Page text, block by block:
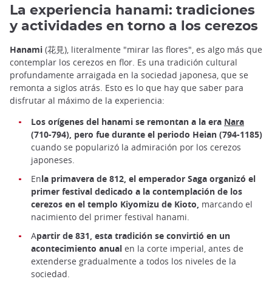
La experiencia hanami: tradiciones
y actividades en torno a los cerezos
Hanami (花見), literalmente "mirar las flores", es algo más que
contemplar los cerezos en flor. Es una tradición cultural
profundamente arraigada en la sociedad japonesa, que se
remonta a siglos atrás. Esto es lo que hay que saber para
disfrutar al máximo de la experiencia:
Los orígenes del hanami se remontan a la era Nara
(710-794), pero fue durante el periodo Heian (794-1185)
cuando se popularizó la admiración por los cerezos
japoneses.
Enla primavera de 812, el emperador Saga organizó el
primer festival dedicado a la contemplación de los
cerezos en el templo Kiyomizu de Kioto, marcando el
nacimiento del primer festival hanami.
Apartir de 831, esta tradición se convirtió en un
acontecimiento anual en la corte imperial, antes de
extenderse gradualmente a todos los niveles de la
sociedad.